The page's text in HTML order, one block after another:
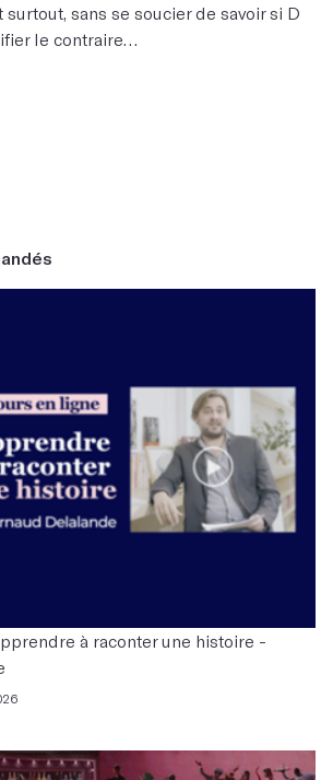
sans se soucier de savoir si D
le contraire…
à raconter une histoire -